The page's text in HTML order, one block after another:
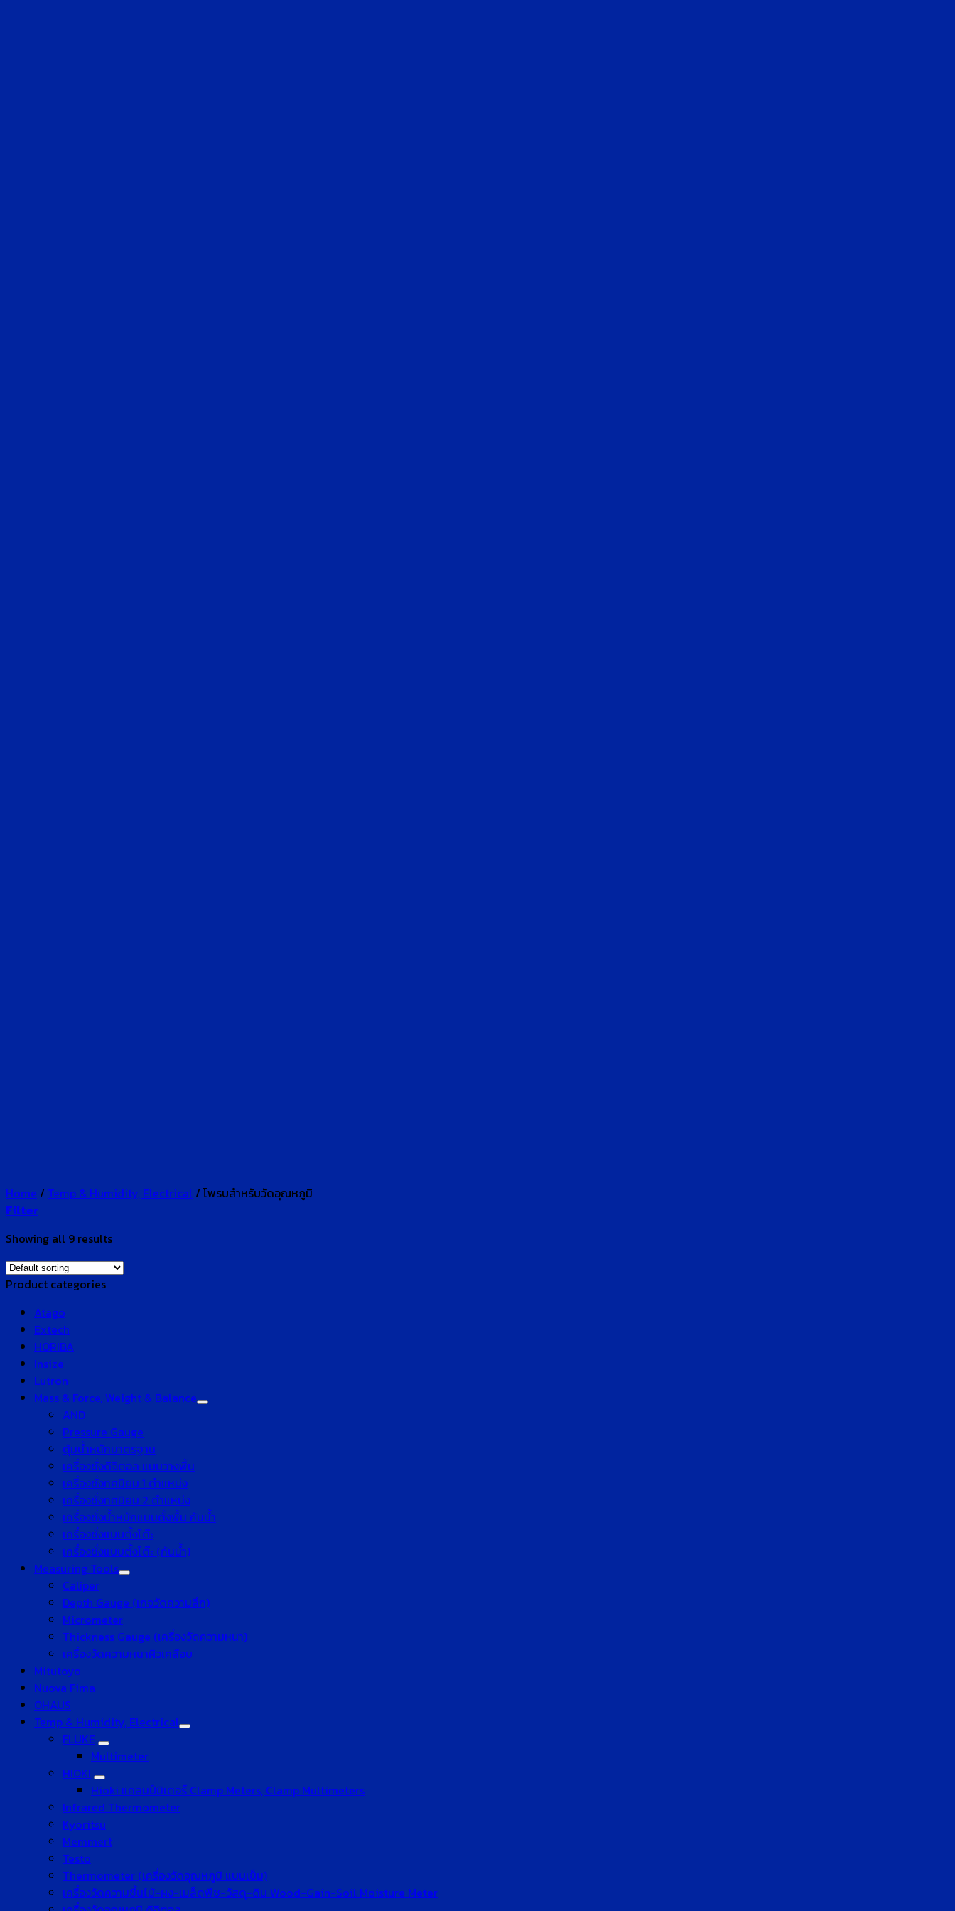
Home / Temp & Humidity, Electrical / โพรบสำหรับวัดอุณหภูมิ
Filter
Showing all 9 results
Product categories
Atago
Extech
HORIBA
Insize
Lutron
Mass & Force, Weight & Balance
AND
Pressure Gauge
ตุ้มน้ำหนักมาตรฐาน
เครื่องชั่งดิจิตอล แบบวางพื้น
เครื่องชั่งทศนิยม 1 ตำแหน่ง
เครื่องชั่งทศนิยม 2 ตำแหน่ง
เครื่องชั่งน้ำหนักแบบตั้งพื้น กันน้ำ
เครื่องชั่งแบบตั้งโต๊ะ
เครื่องชั่งแบบตั้งโต๊ะ (กันน้ำ)
Measuring Tools
Caliper
Depth Gauge (เกจวัดความลึก)
Micrometer
Thickness Gauge (เครื่องวัดความหนา)
เครื่องวัดความหนาผิวเคลือบ
Mitutoyo
Nuova Fima
OHAUS
Temp & Humidity, Electrical
FLUKE
Multimeter
HIOKI
Hioki แคลมป์มิเตอร์ Clamp Meters, Clamp Multimeters
Infrared Thermometer
Kyoritsu
Memmert
Testo
Thermometer (เครื่องวัดอุณหภูมิ แบบเข็ม)
เครื่องวัดความชื้นไม้-ผง-เมล็ดพืช-วัสดุ-ดิน Wood-Gain-Soil Moisture Meter